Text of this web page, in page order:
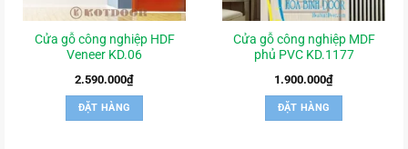
Cửa gỗ công nghiệp HDF
Veneer KD.06
2.590.000₫
ĐẶT HÀNG
Cửa gỗ công nghiệp MDF
phủ PVC KD.1177
1.900.000₫
ĐẶT HÀNG